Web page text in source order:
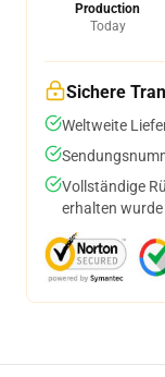
Production
Today
Sichere
Weltweite
Vollständige
erhalten wurde